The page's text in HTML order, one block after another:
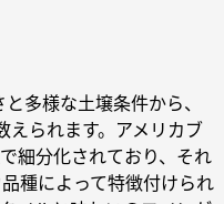
多様な土壌条件から、
えられます。アメリカブ
細分化されており、それ
種によって特徴付けられ